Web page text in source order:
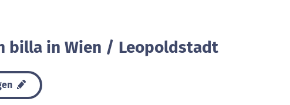
billa in Wien / Leopoldstadt